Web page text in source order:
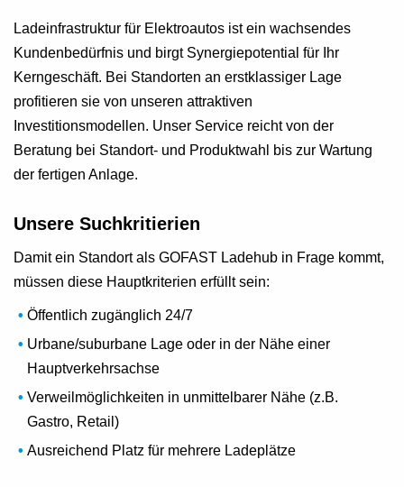
Ladeinfrastruktur für Elektroautos ist ein wachsendes
Kundenbedürfnis und birgt Synergiepotential für Ihr
Kerngeschäft. Bei Standorten an erstklassiger Lage
profitieren sie von unseren attraktiven
Investitionsmodellen. Unser Service reicht von der
Beratung bei Standort- und Produktwahl bis zur Wartung
der fertigen Anlage.
Unsere Suchkritierien
Damit ein Standort als GOFAST Ladehub in Frage kommt,
müssen diese Hauptkriterien erfüllt sein:
Öffentlich zugänglich 24/7
Urbane/suburbane Lage oder in der Nähe einer
Hauptverkehrsachse
Verweilmöglichkeiten in unmittelbarer Nähe (z.B.
Gastro, Retail)
Ausreichend Platz für mehrere Ladeplätze